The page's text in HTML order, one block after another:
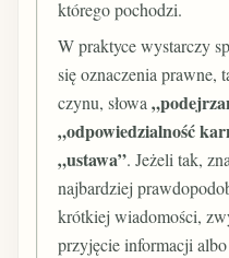
którego pochodzi.
W praktyce wystarczy
się oznaczenia prawne,
czynu, słowa
„odpowiedzialność
„ustawa”. Jeżeli tak,
najbardziej
krótkiej wiadomości,
przyjęcie informacji